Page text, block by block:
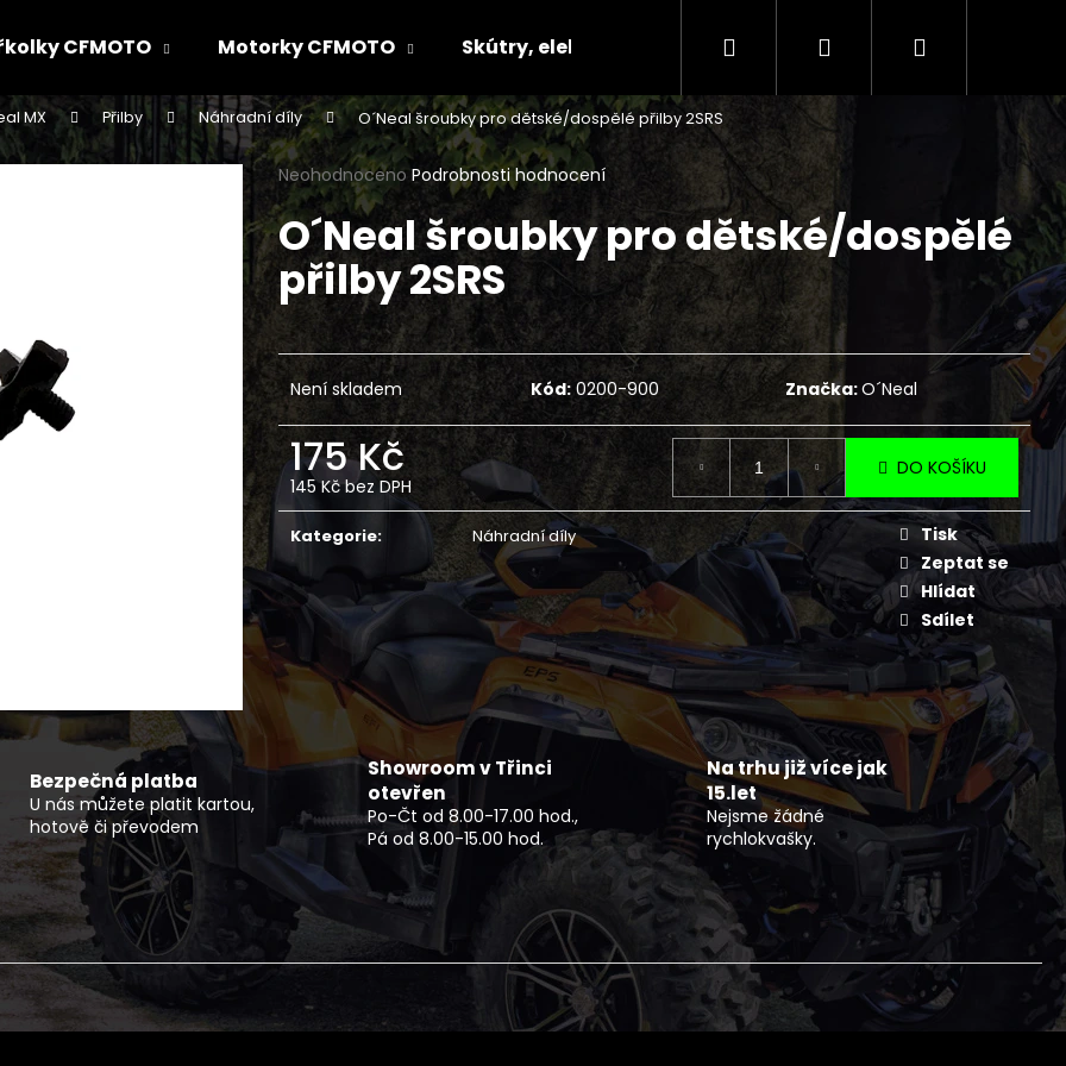
CFMOTO Motorky CFMOTO Skútry, elektr.skútry CENÍK SERVISNÍCH ÚKONŮ
Hledat PřihlášeníNákupní
MX Přilby Náhradní díly O´Neal šroubky pro dětské/dospělé přilby 2SRS
Průměrné
hodnocení
produktu
je
0,0
z
5
hvězdiček.
Neohodnoceno Podrobnosti hodnocení
O´Neal šroubky pro dětské/dospělé
přilby 2SRS
Není skladem Kód: 0200-900 Značka:O´Neal
175 Kč
145 Kč bez DPH
Měrná
cena:
DO KOŠÍKU
Kategorie: Náhradní díly
Tisk
Zeptat se
Hlídat
Sdílet
Bezpečná platba
U nás můžete platit kartou,
hotově či převodem
Showroom v Třinci
otevřen
Po-Čt od 8.00-17.00 hod.,
Pá od 8.00-15.00 hod.
Na trhu již více jak
15.let
Nejsme žádné
rychlokvašky.
Co potřebujete najít?
HLEDAT
Doporučujeme
Následující
ČTYŘKOLKA CFMOTO GLADIATOR X850
EPS EU5+ G3 ČERNÁ OVERLAND -
NF 2210 TEXTILNÍ BUNDA DLOUHÁ ČERNO
ŠEDO ZELENÝ REFLEX
2 720 Kč